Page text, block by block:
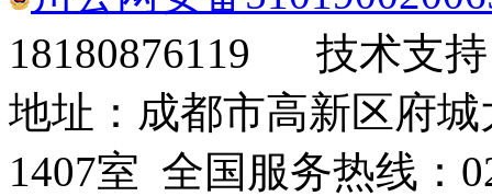
18180876119 技术支
地址：成都市高新区府
1407室 全国服务热线：